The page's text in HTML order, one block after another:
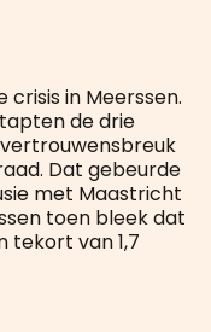
in Meerssen.
de drie
Dat gebeurde
met Maastricht
toen bleek dat
tekort van 1,7